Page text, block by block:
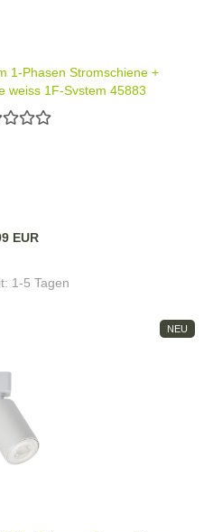
1-Phasen Stromschiene +
weiss 1F-System 45883
EUR
1-5 Tagen
NEU